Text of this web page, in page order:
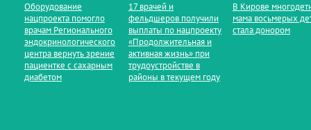
Оборудование
нацпроекта помогло
врачам Регионального
эндокринологического
центра вернуть зрение
пациентке с сахарным
диабетом
17 врачей и
фельдшеров получили
выплаты по нацпроекту
«Продолжительная и
активная жизнь» при
трудоустройстве в
районы в текущем году
В Кирове
мама восьмерых
стала донором